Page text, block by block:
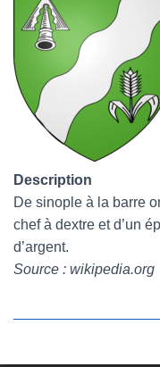
Description
De sinople à la barre
chef à dextre et d’un
d’argent.
Source : wikipedia.org